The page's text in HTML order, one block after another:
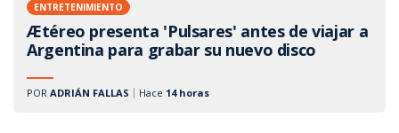
ENTRETENIMIENTO
Ætéreo presenta 'Pulsares' antes de viajar a
Argentina para grabar su nuevo disco
Hace 14 horas
POR ADRIÁN FALLAS